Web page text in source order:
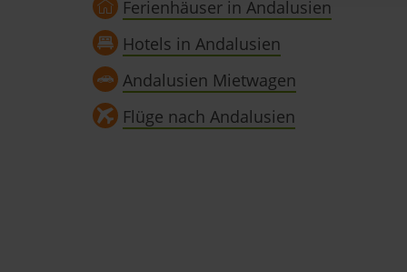
und wirtschaftlich zu
Schaltfläche »Akzeptieren«
alle vorausgewählten, bzw.
auch nachträglich jederzeit
»Cookies«, »Marketing«
Ferienhäuser in Andalusien
Hotels in Andalusien
Andalusien Mietwagen
Flüge nach Andalusien